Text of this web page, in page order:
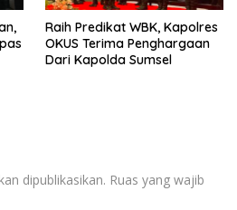
Raih Predikat WBK, Kapolres
OKUS Terima Penghargaan
Dari Kapolda Sumsel
dipublikasikan. Ruas yang wajib